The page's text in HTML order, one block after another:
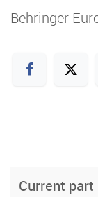
Behringer
Current part